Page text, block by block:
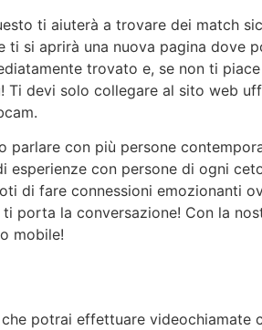
ti aiuterà a trovare dei match
si aprirà una nuova pagina dove
trovato e, se non ti
Ti devi solo collegare al sito web
con più persone
con persone di ogni
di fare connessioni emozionanti
porta la conversazione! Con la
mobile!
potrai effettuare videochiamate